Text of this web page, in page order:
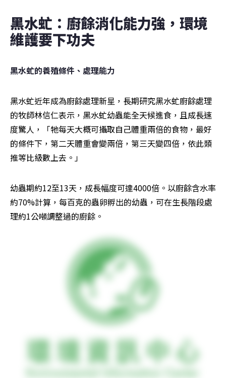
黑水虻：廚餘消化能力強，環境
維護要下功夫
黑水虻的養殖條件、處理能力
黑水虻近年成為廚餘處理新星，長期研究黑水虻廚餘處理
的牧師林信仁表示，黑水虻幼蟲能全天候進食，且成長速
度驚人，「牠每天大概可攝取自己體重兩倍的食物，最好
的條件下，第二天體重會變兩倍，第三天變四倍，依此類
推等比級數上去。」
幼蟲期約12至13天，成長幅度可達4000倍。以廚餘含水率
約70%計算，每百克的蟲卵孵出的幼蟲，可在生長階段處
理約1公噸調整過的廚餘。